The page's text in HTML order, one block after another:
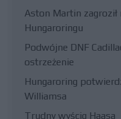
Aston Martin
Hungaroringu
Podwójne DNF
ostrzeżenie
Hungaroring
Williamsa
Trudny wyścig Haasa